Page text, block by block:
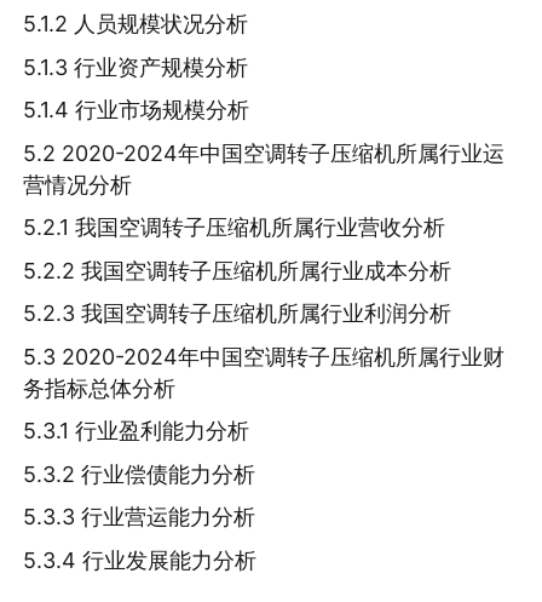
5.1.2 人员规模状况分析
5.1.3 行业资产规模分析
5.1.4 行业市场规模分析
5.2 2020-2024年中国空调转子压缩机所属行业运
营情况分析
5.2.1 我国空调转子压缩机所属行业营收分析
5.2.2 我国空调转子压缩机所属行业成本分析
5.2.3 我国空调转子压缩机所属行业利润分析
5.3 2020-2024年中国空调转子压缩机所属行业财
务指标总体分析
5.3.1 行业盈利能力分析
5.3.2 行业偿债能力分析
5.3.3 行业营运能力分析
5.3.4 行业发展能力分析